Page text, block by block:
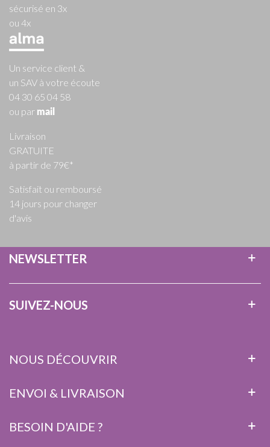
sécurisé en 3x
ou 4x
Un service client &
un SAV à votre écoute
04 30 65 04 58
ou par mail
Livraison
GRATUITE
à partir de 79€*
Satisfait ou remboursé
14 jours pour changer
d'avis
NEWSLETTER
SUIVEZ-NOUS
NOUS DÉCOUVRIR
ENVOI & LIVRAISON
BESOIN D'AIDE ?